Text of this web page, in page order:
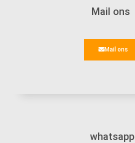
Mail ons
Mail ons
whatsapp